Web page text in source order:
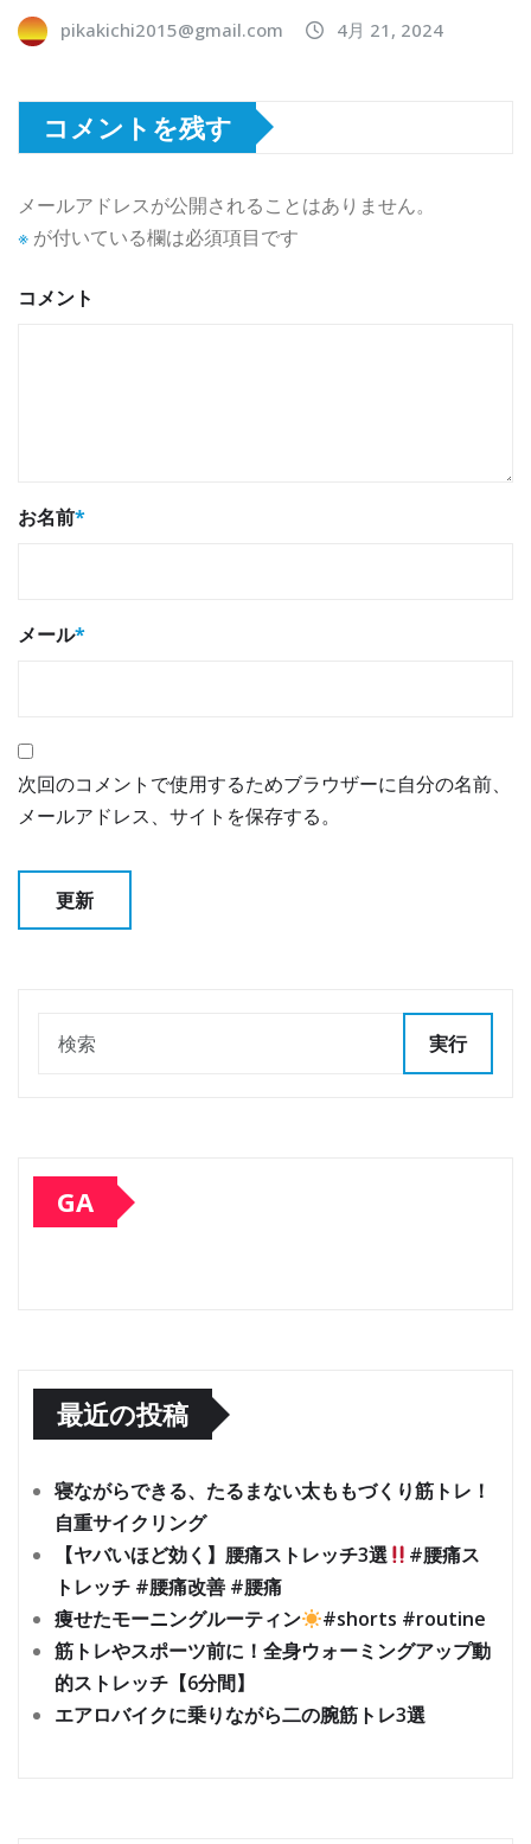
pikakichi2015@gmail.com 4月 21, 2024
コメントを残す
メールアドレスが公開されることはありません。
※ が付いている欄は必須項目です
コメント
お名前*
メール*
次回のコメントで使用するためブラウザーに自分の名前、
メールアドレス、サイトを保存する。
実行
GA
最近の投稿
寝ながらできる、たるまない太ももづくり筋トレ！
自重サイクリング
【ヤバいほど効く】腰痛ストレッチ3選
#腰痛ス
トレッチ #腰痛改善 #腰痛
痩せたモーニングルーティン
#shorts #routine
筋トレやスポーツ前に！全身ウォーミングアップ動
的ストレッチ【6分間】
エアロバイクに乗りながら二の腕筋トレ3選